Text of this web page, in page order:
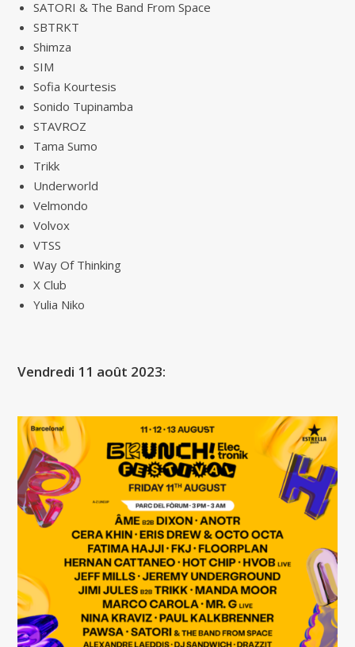
SATORI & The Band From Space
SBTRKT
Shimza
SIM
Sofia Kourtesis
Sonido Tupinamba
STAVROZ
Tama Sumo
Trikk
Underworld
Velmondo
Volvox
VTSS
Way Of Thinking
X Club
Yulia Niko
Vendredi 11 août 2023: